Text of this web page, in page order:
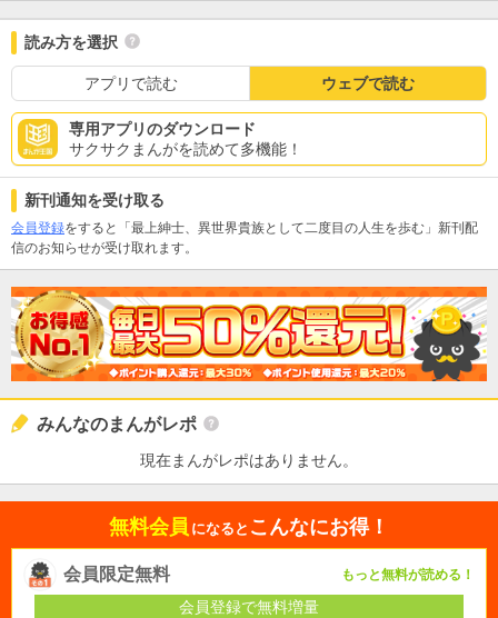
読み方を選択
アプリで読む ウェブで読む
専用アプリのダウンロード
サクサクまんがを読めて多機能！
新刊通知を受け取る
会員登録をすると「最上紳士、異世界貴族として二度目の人生を歩む」新刊配
信のお知らせが受け取れます。
みんなのまんがレポ
現在まんがレポはありません。
無料会員 になると こんなにお得！
会員限定無料 もっと無料が読める！
会員登録で無料増量